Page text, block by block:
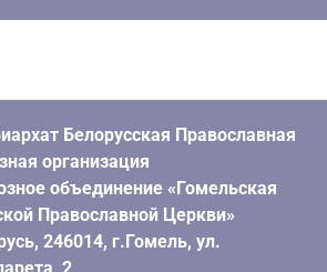
Белорусская Православная
организация
объединение «Гомельская
Православной Церкви»
246014, г.Гомель, ул.
2